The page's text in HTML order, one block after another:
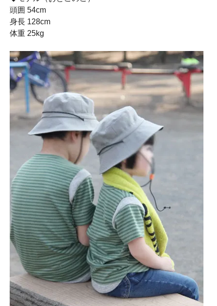
頭囲 54cm
身長 128cm
体重 25kg